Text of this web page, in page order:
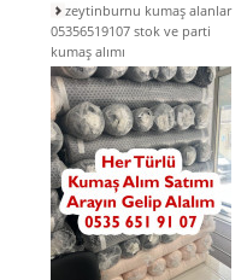
zeytinburnu kumaş alanlar
05356519107 stok ve parti
kumaş alımı